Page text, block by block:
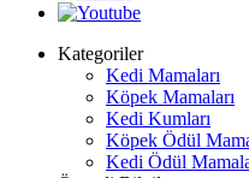
Kategoriler
Kedi Mamaları
Köpek Mamaları
Kedi Kumları
Köpek Ödül
Kedi Ödül